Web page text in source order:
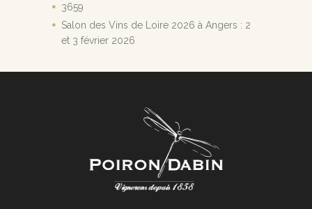
3659
Salon des Vins de Loire 2026 à Angers : 2
et 3 février 2026